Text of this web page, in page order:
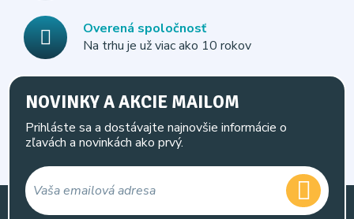
Overená spoločnosť
Na trhu je už viac ako 10 rokov
NOVINKY A AKCIE MAILOM
Prihláste sa a dostávajte najnovšie informácie o
zľavách a novinkách ako prvý.